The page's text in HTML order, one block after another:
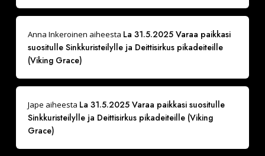
Anna Inkeroinen aiheesta La 31.5.2025 Varaa paikkasi
suositulle Sinkkuristeilylle ja Deittisirkus pikadeiteille
(Viking Grace)
Jape aiheesta La 31.5.2025 Varaa paikkasi suositulle
Sinkkuristeilylle ja Deittisirkus pikadeiteille (Viking
Grace)